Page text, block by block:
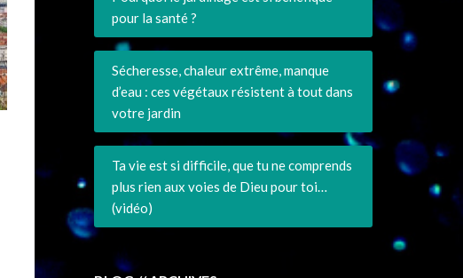
pour la santé ?
Sécheresse, chaleur extrême, manque
d’eau : ces végétaux résistent à tout dans
votre jardin
Ta vie est si difficile, que tu ne comprends
plus rien aux voies de Dieu pour toi…
(vidéo)